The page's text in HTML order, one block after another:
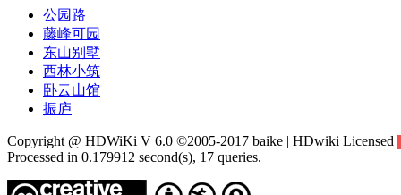
公园路
藤峰可园
东山别墅
西林小筑
卧云山馆
振庐
Copyright @ HDWiKi V 6.0 ©2005-2017 baike | HDwiki Licensed
Processed in 0.179912 second(s), 17 queries.